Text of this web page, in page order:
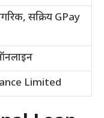
सक्रिय GPay
Limited